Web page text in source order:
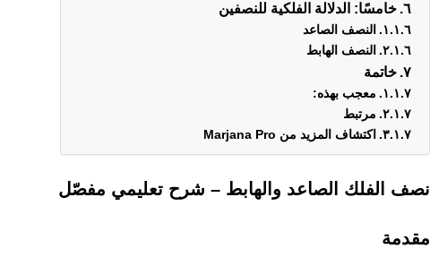
خامسًا: الدلالة الفلكية للنصفين
النصف الصاعد
النصف الهابط
خاتمة
معجب بهذه:
مرتبط
اكتشاف المزيد من Marjana Pro
نصف الفلك الصاعد والهابط – شرح تعليمي مفصّل
مقدمة